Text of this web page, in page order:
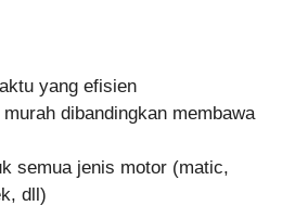
yang efisien
dibandingkan membawa
semua jenis motor (matic,
dll)